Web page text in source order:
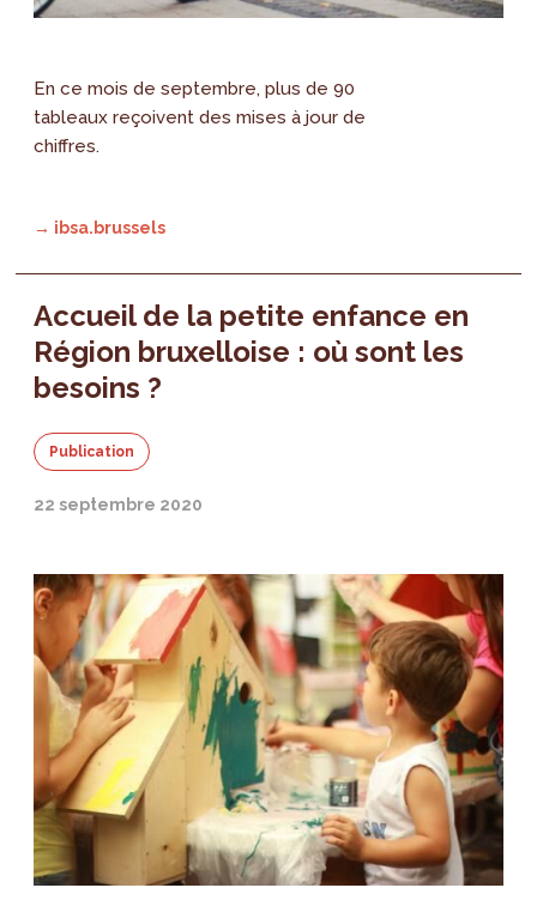
En ce mois de septembre, plus de 90
tableaux reçoivent des mises à jour de
chiffres.
→ ibsa.brussels
Accueil de la petite enfance en
Région bruxelloise : où sont les
besoins ?
Publication
22 septembre 2020